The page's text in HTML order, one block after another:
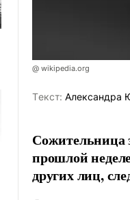
@ wikipedia.org
Tекст: Александра
прошлой
других лиц,